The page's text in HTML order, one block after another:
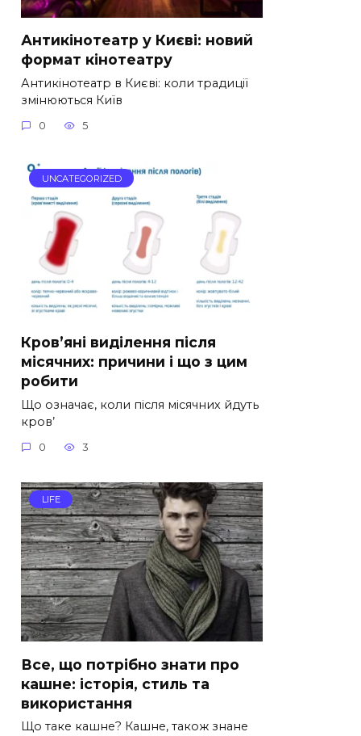
Антикінотеатр у Києві: новий
формат кінотеатру
Антикінотеатр в Києві: коли традиції
змінюються Київ
0 5
UNCATEGORIZED
Кров’яні виділення після
місячних: причини і що з цим
робити
Що означає, коли після місячних йдуть
кров’
0 3
LIFE
Все, що потрібно знати про
кашне: історія, стиль та
використання
Що таке кашне? Кашне, також знане